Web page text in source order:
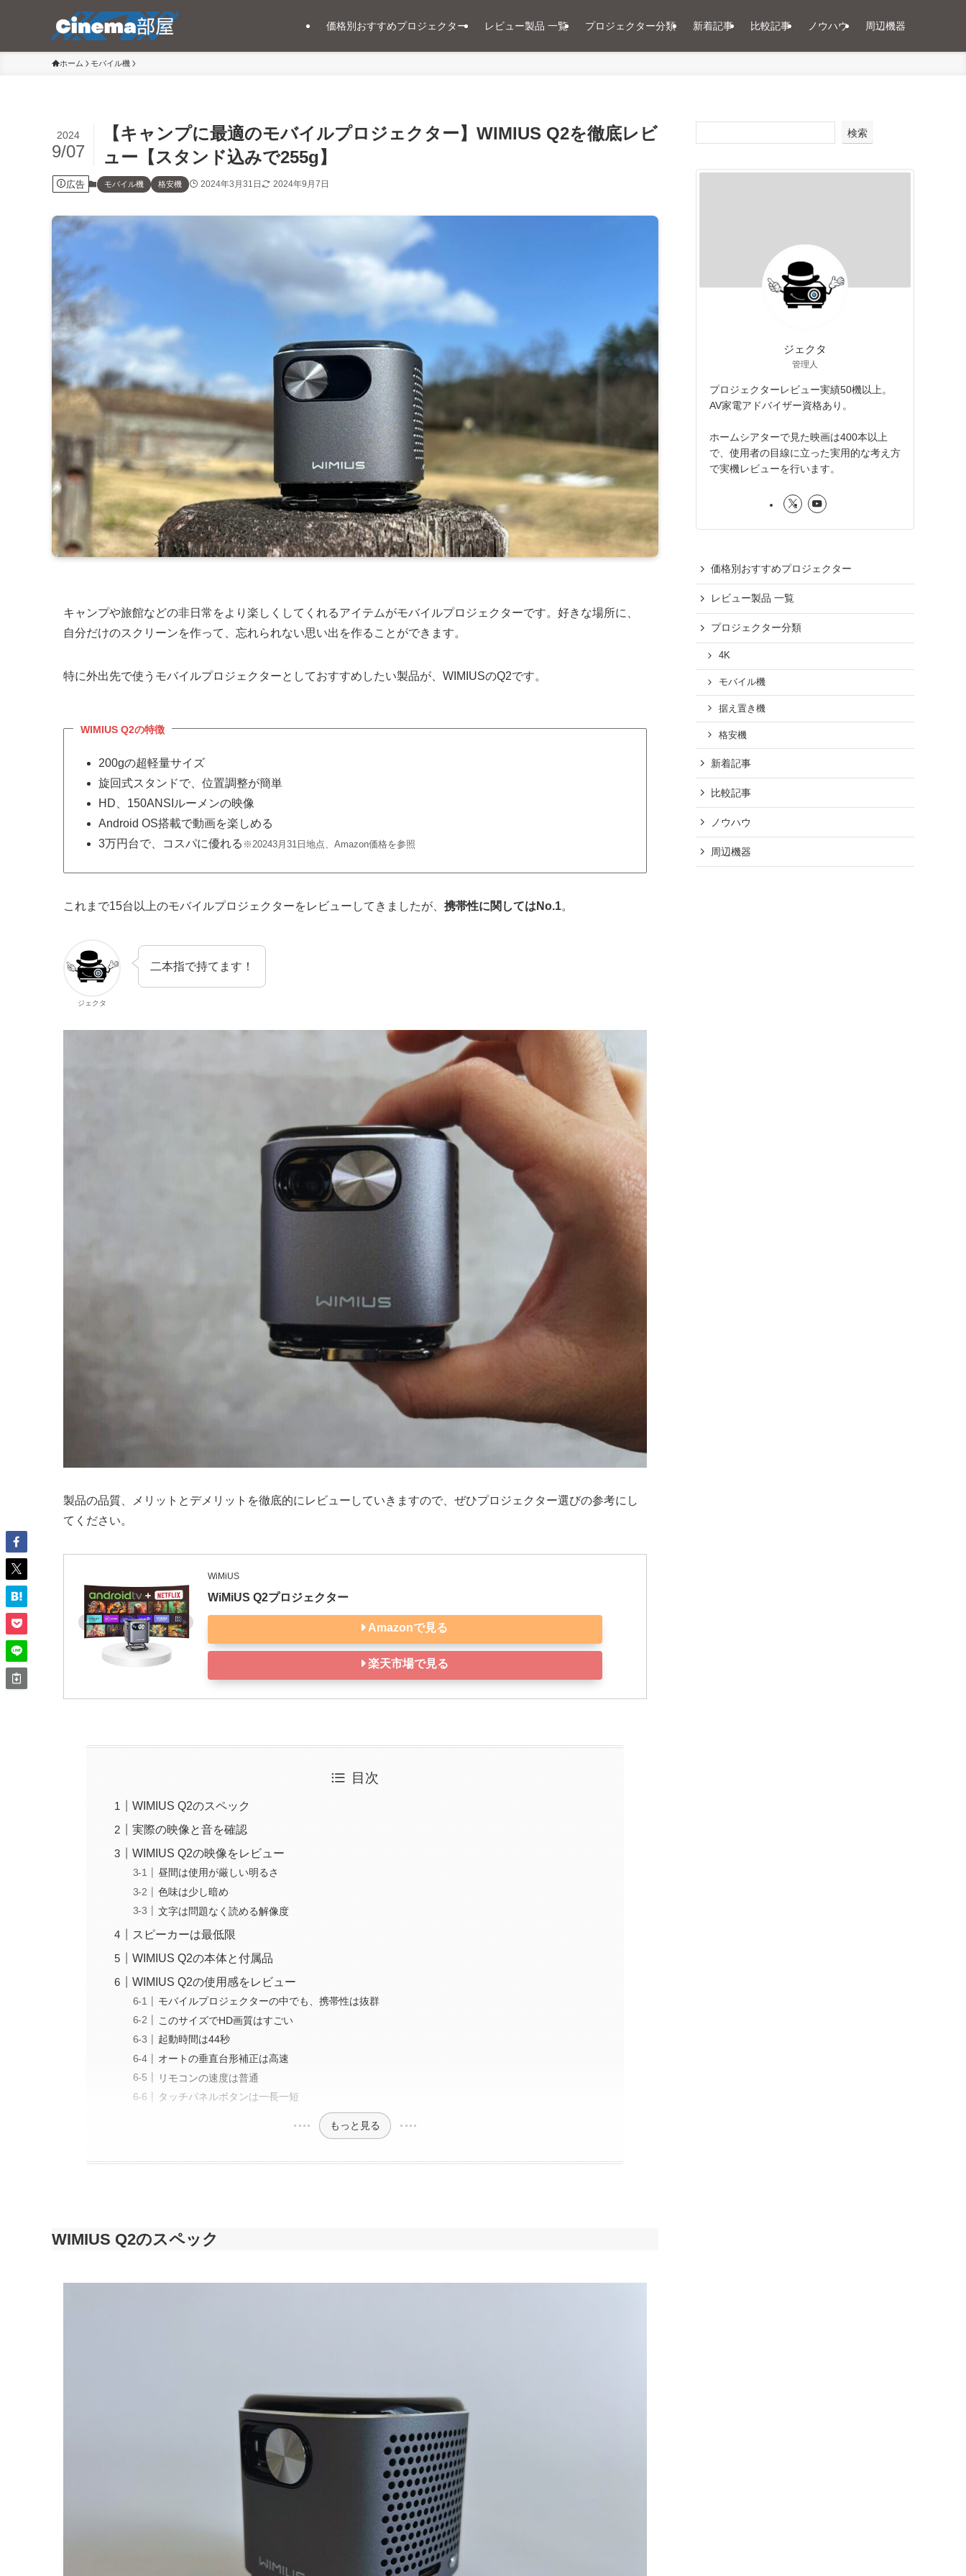
価格別おすすめプロジェクター レビュー製品 一覧 プロジェクター分類 新着記事 比較記事 ノウハウ 周辺機器
ホーム モバイル機
【キャンプに最適のモバイルプロジェクター】WIMIUS Q2を徹底レビ
ュー【スタンド込みで255g】
2024
9/07
広告 モバイル機 格安機 2024年3月31日 2024年9月7日
キャンプや旅館などの非日常をより楽しくしてくれるアイテムがモバイルプロジェクターです。好きな場所に、
自分だけのスクリーンを作って、忘れられない思い出を作ることができます。
特に外出先で使うモバイルプロジェクターとしておすすめしたい製品が、WIMIUSのQ2です。
WIMIUS Q2の特徴
200gの超軽量サイズ
旋回式スタンドで、位置調整が簡単
HD、150ANSIルーメンの映像
Android OS搭載で動画を楽しめる
3万円台で、コスパに優れる ※20243月31日地点、Amazon価格を参照
これまで15台以上のモバイルプロジェクターをレビューしてきましたが、 携帯性に関してはNo.1。
ジェクタ
二本指で持てます！
製品の品質、メリットとデメリットを徹底的にレビューしていきますので、ぜひプロジェクター選びの参考にし
てください。
WiMiUS
WiMiUS Q2プロジェクター
Amazonで見る
楽天市場で見る
目次
WIMIUS Q2のスペック
実際の映像と音を確認
WIMIUS Q2の映像をレビュー
昼間は使用が厳しい明るさ
色味は少し暗め
文字は問題なく読める解像度
スピーカーは最低限
WIMIUS Q2の本体と付属品
WIMIUS Q2の使用感をレビュー
モバイルプロジェクターの中でも、携帯性は抜群
このサイズでHD画質はすごい
起動時間は44秒
オートの垂直台形補正は高速
リモコンの速度は普通
タッチパネルボタンは一長一短
もっと見る
WIMIUS Q2のスペック
検索
ジェクタ
管理人
プロジェクターレビュー実績50機以上。
AV家電アドバイザー資格あり。
ホームシアターで見た映画は400本以上
で、使用者の目線に立った実用的な考え方
で実機レビューを行います。
価格別おすすめプロジェクター
レビュー製品 一覧
プロジェクター分類
4K
モバイル機
据え置き機
格安機
新着記事
比較記事
ノウハウ
周辺機器